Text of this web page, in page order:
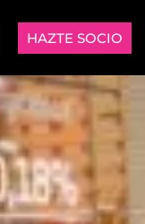
HAZTE SOCIO